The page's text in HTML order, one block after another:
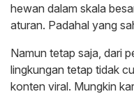
hewan dalam skala
aturan. Padahal yang
Namun tetap saja, dari
lingkungan tetap tidak
konten viral. Mungkin